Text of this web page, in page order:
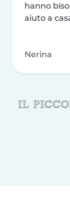
hanno
aiuto a
Nerina